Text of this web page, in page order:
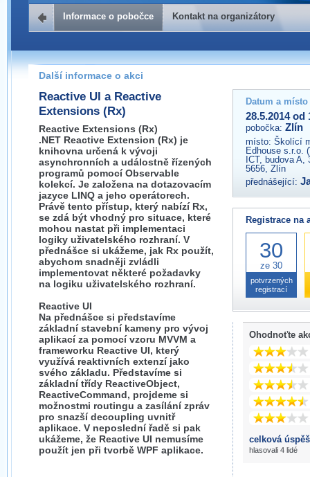
Kontakt na organizátory
Pokud máte jakýkoliv dotaz na organizátory této akce,
prosím neváhejte nás kontaktovat na e-mailu:
zlin@wug.cz
Informace o pobočce Kontakt na organizátory
Další informace o akci
Reactive UI a Reactive
Extensions (Rx)
Reactive Extensions (Rx)
.NET Reactive Extension (Rx) je
knihovna určená k vývoji
asynchronních a událostně řízených
programů pomocí Observable
kolekcí. Je založena na dotazovacím
jazyce LINQ a jeho operátorech.
Právě tento přístup, který nabízí Rx,
se zdá být vhodný pro situace, které
mohou nastat při implementaci
logiky uživatelského rozhraní. V
přednášce si ukážeme, jak Rx použít,
abychom snadněji zvládli
implementovat některé požadavky
na logiku uživatelského rozhraní.
Reactive UI
Na přednášce si představíme
základní stavební kameny pro vývoj
aplikací za pomocí vzoru MVVM a
frameworku Reactive UI, který
využívá reaktivních extenzí jako
svého základu. Představíme si
základní třídy ReactiveObject,
ReactiveCommand, projdeme si
možnostmi routingu a zasílání zpráv
pro snazší decoupling uvnitř
aplikace. V neposlední řadě si pak
ukážeme, že Reactive UI nemusíme
použít jen při tvorbě WPF aplikace.
Datum a
28.5.2014 od
pobočka: Zlín
místo: Školící
Edhouse s.r.o.
ICT, budova
5656, Zlín
přednášející:
Registrace na
30
ze 30
potvrzených
registrací
Ohodnoťte
celková
hlasovali 4 lidé